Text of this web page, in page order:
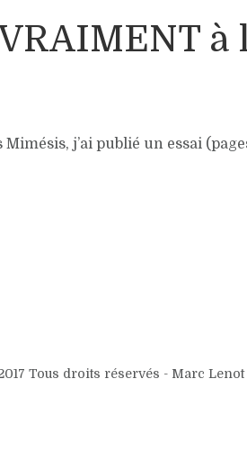
à
j’ai publié un essai
Tous droits réservés - Marc Lenot